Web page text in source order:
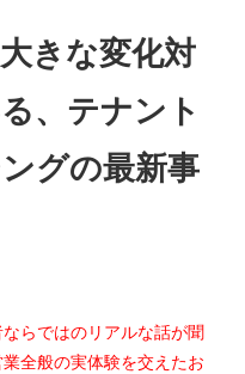
きな変化対
、テナント
グの最新事
らではのリアルな話が聞
全般の実体験を交えたお